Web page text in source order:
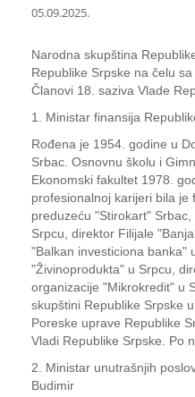
05.09.2025.
Narodna skupština
Republike Srpske na čelu
Članovi 18. saziva Vlade
1. Ministar finansija
Rođena je 1954. godine u
Srbac. Osnovnu školu i
Ekonomski fakultet 1978.
profesionalnoj karijeri bila je
preduzeću "Stirokart"
Srpcu, direktor Filijale
"Balkan investiciona banka"
"Živinoprodukta" u Srpcu,
organizacije "Mikrokredit" u
skupštini Republike Srpske
Poreske uprave Republike
Vladi Republike Srpske. Po
2. Ministar unutrašnjih
Budimir